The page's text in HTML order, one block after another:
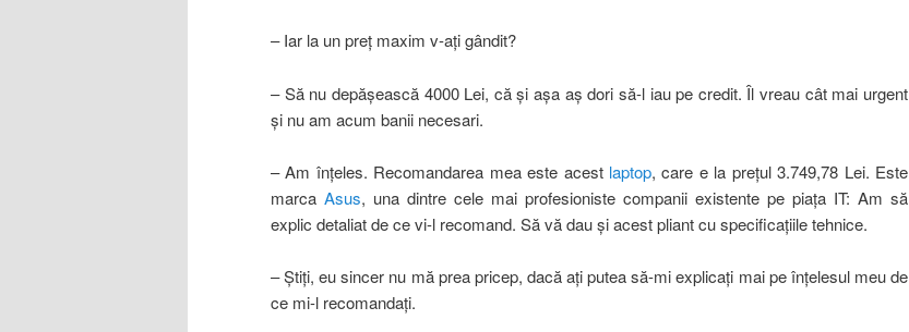
– Iar la un preţ maxim v-aţi gândit?
– Să nu depăşească 4000 Lei, că şi aşa aş dori să-l iau pe credit. Îl vreau cât mai urgent
şi nu am acum banii necesari.
– Am înţeles. Recomandarea mea este acest laptop, care e la preţul 3.749,78 Lei. Este
marca Asus, una dintre cele mai profesioniste companii existente pe piaţa IT: Am să
explic detaliat de ce vi-l recomand. Să vă dau şi acest pliant cu specificaţiile tehnice.
– Ştiţi,eu sincer nu mă prea pricep, dacă aţi putea să-mi explicaţi mai pe înţelesul meu de
ce mi-l recomandaţi.